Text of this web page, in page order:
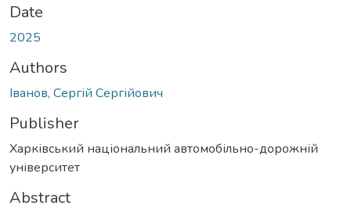
Date
2025
Authors
Іванов, Сергій Сергійович
Publisher
Харківський національний автомобільно-дорожній
університет
Abstract